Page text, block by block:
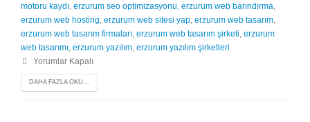
motoru kaydı erzurum seo optimizasyonu erzurum web barındırma
erzurum web hosting erzurum web sitesi yap erzurum web tasarım
erzurum web tasarım firmaları erzurum web tasarım şirketi erzurum
web tasarımı erzurum yazılım erzurum yazılım şirketleri
Yorumlar Kapalı
DAHA FAZLA OKU...